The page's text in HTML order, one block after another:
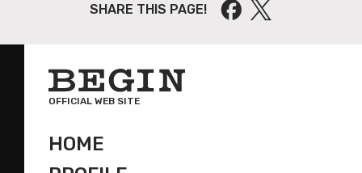
SHARE THIS PAGE!
OFFICIAL WEB SITE
HOME